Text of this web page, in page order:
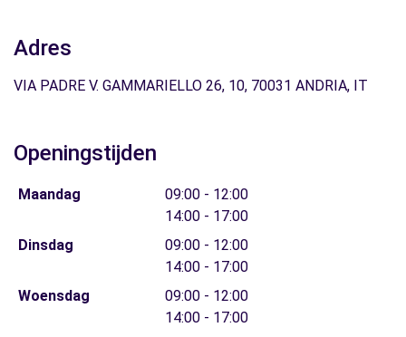
Adres
VIA PADRE V. GAMMARIELLO 26, 10, 70031 ANDRIA, IT
Openingstijden
Maandag
09:00 - 12:00
14:00 - 17:00
Dinsdag
09:00 - 12:00
14:00 - 17:00
Woensdag
09:00 - 12:00
14:00 - 17:00